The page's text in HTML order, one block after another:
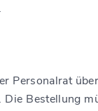
Personalrat
Die Bestellung